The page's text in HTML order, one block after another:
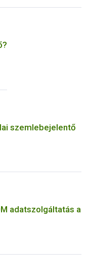
szemlebejelentő
adatszolgáltatás a